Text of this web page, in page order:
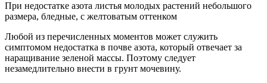
При недостатке азота листья молодых растений небольшого
размера, бледные, с желтоватым оттенком
Любой из перечисленных моментов может служить
симптомом недостатка в почве азота, который отвечает за
наращивание зеленой массы. Поэтому следует
незамедлительно внести в грунт мочевину.